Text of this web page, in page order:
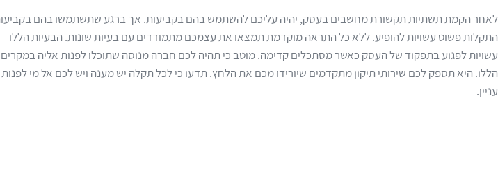
לאחר הקמת תשתיות תקשורת מחשבים בעסק, יהיה עליכם להשתמש בהם בקביעות. אך ברגע שתשתמשו בהם
התקלות פשוט עשויות להופיע. ללא כל התראה מוקדמת תמצאו את עצמכם מתמודדים עם בעיות שונות. הבעיות הללו
עשויות לפגוע בתפקוד של העסק כאשר מסתכלים קדימה. מוטב כי תהיה לכם חברה מנוסה שתוכלו לפנות אליה במקרים
הללו. היא תספק לכם שירותי תיקון מתקדמים שיורידו מכם את הלחץ. תדעו כי לכל תקלה יש מענה ויש לכם אל מי
עניין.